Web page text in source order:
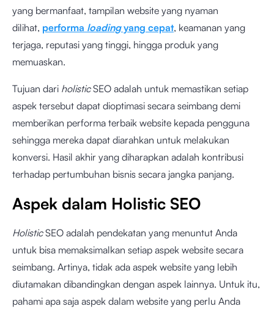
yang bermanfaat, tampilan website yang nyaman
dilihat, performa loadingyang cepat, keamanan yang
terjaga, reputasi yang tinggi, hingga produk yang
memuaskan.
Tujuan dari holisticSEO adalah untuk memastikan setiap
aspek tersebut dapat dioptimasi secara seimbang demi
memberikan performa terbaik website kepada pengguna
sehingga mereka dapat diarahkan untuk melakukan
konversi. Hasil akhir yang diharapkan adalah kontribusi
terhadap pertumbuhan bisnis secara jangka panjang.
Aspek dalam Holistic SEO
HolisticSEO adalah pendekatan yang menuntut Anda
untuk bisa memaksimalkan setiap aspek website secara
seimbang. Artinya, tidak ada aspek website yang lebih
diutamakan dibandingkan dengan aspek lainnya. Untuk itu,
pahami apa saja aspek dalam website yang perlu Anda